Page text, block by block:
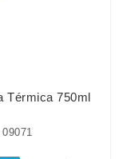
Térmica 750ml